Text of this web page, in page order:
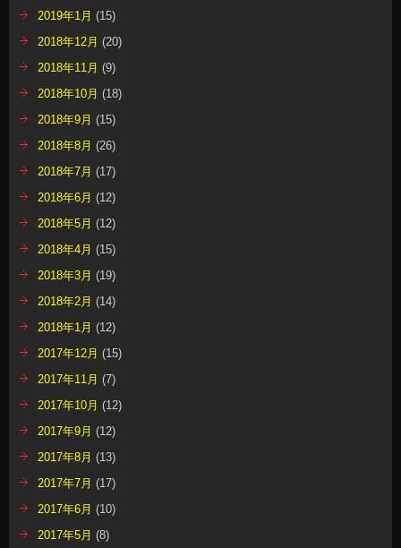
2019年1月 (15)
2018年12月 (20)
2018年11月 (9)
2018年10月 (18)
2018年9月 (15)
2018年8月 (26)
2018年7月 (17)
2018年6月 (12)
2018年5月 (12)
2018年4月 (15)
2018年3月 (19)
2018年2月 (14)
2018年1月 (12)
2017年12月 (15)
2017年11月 (7)
2017年10月 (12)
2017年9月 (12)
2017年8月 (13)
2017年7月 (17)
2017年6月 (10)
2017年5月 (8)